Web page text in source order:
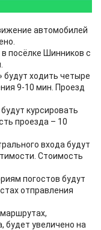
автомобилей
посёлке Шинников с
будут ходить четыре
9-10 мин. Проезд
курсировать
проезда – 10
входа будут
Стоимость
погостов будут
отправления
будет увеличено на